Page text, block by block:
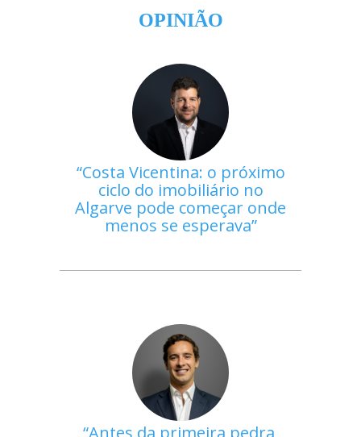
OPINIÃO
Costa Vicentina: o próximo
ciclo do imobiliário no
Algarve pode começar onde
menos se esperava
Antes da primeira pedra,